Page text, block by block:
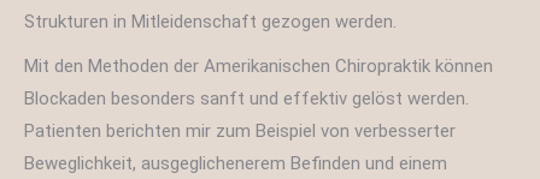
Strukturen in Mitleidenschaft gezogen werden.
Mit den Methoden der Amerikanischen Chiropraktik können
Blockaden besonders sanft und effektiv gelöst werden.
Patienten berichten mir zum Beispiel von verbesserter
Beweglichkeit, ausgeglichenerem Befinden und einem